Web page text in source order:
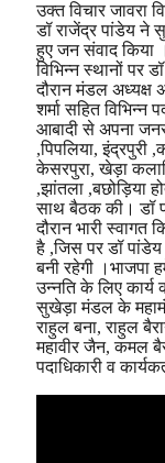
उक्त विचार जावरा
डॉ राजेंद्र पांडेय ने
हुए जन संवाद किया
विभिन्न स्थानों पर
दौरान मंडल अध्यक्ष
शर्मा सहित विभिन्न
आबादी से अपना
,पिपलिया, इंद्रपुरी
केसरपुरा, खेड़ा
,झांतला ,बछोड़िया
साथ बैठक की। डॉ
दौरान भारी
है ,जिस पर डॉ पांडेय
बनी रहेगी ।भाजपा
उन्नति के लिए
सुखेड़ा मंडल के
राहुल बना, राहुल
महावीर जैन, कमल
पदाधिकारी व